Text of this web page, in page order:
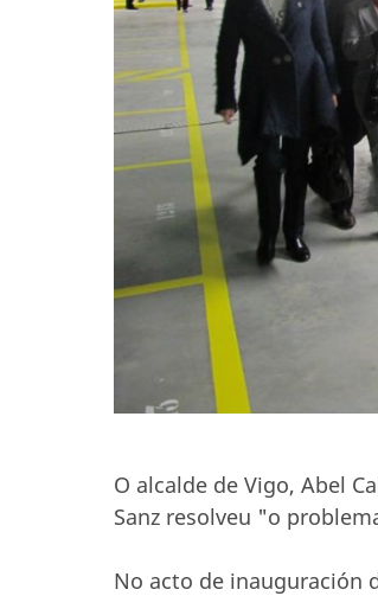
O alcalde de Vigo, Abel
Sanz resolveu "o
No acto de inauguración